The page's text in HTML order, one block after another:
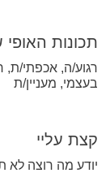
תכונות האופי
רגוע/ה, אכפתי/ת,
בעצמי, מעניין/ת
קצת עליי
יודע מה רוצה לא